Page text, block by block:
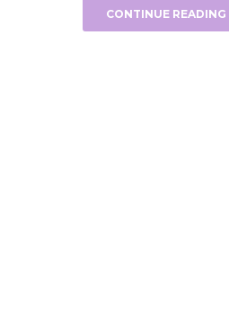
CONTINUE READING